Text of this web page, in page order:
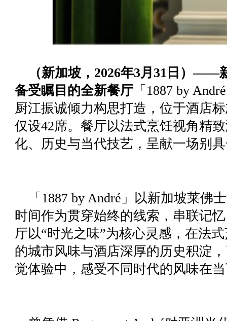
（新加坡，2026年3月31日）——
备受瞩目的全新餐厅 「1887 by
厨江振诚倾力构思打造，位于酒店
仅设42席。餐厅以法式烹饪视角精
化、历史与当代技艺，呈献一场别
「1887 by André」以新加坡莱佛
时间作为贯穿始终的线索，串联记
厅以“时光之味”为核心灵感，在法
的城市风味与酒店深厚的历史积淀
觉体验中，感受不同时代的风味在